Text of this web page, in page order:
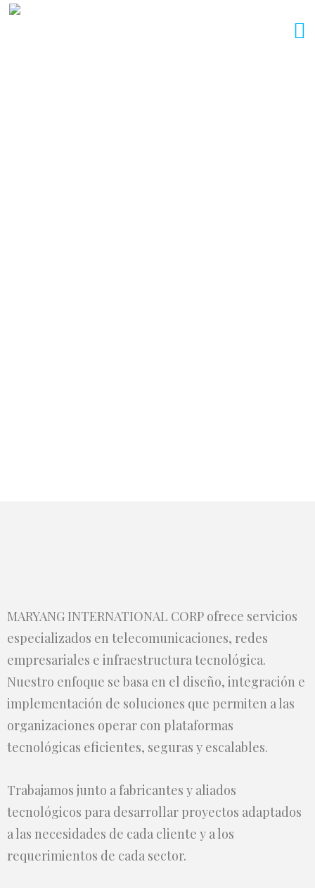
MARYANG INTERNATIONAL CORP ofrece servicios
especializados en telecomunicaciones, redes
empresariales e infraestructura tecnológica.
Nuestro enfoque se basa en el diseño, integración e
implementación de soluciones que permiten a las
organizaciones operar con plataformas
tecnológicas eficientes, seguras y escalables.
Trabajamos junto a fabricantes y aliados
tecnológicos para desarrollar proyectos adaptados
a las necesidades de cada cliente y a los
requerimientos de cada sector.